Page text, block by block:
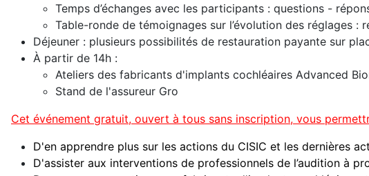
Temps d’échanges avec les participants : questions -
Table-ronde de témoignages sur l’évolution des réglages :
Déjeuner : plusieurs possibilités de restauration payante sur
À partir de 14h :
Ateliers des fabricants d'implants cochléaires Advanced
Stand de l'assureur Gro
Cet événement gratuit, ouvert à tous sans inscription, vous
D'en apprendre plus sur les actions du CISIC et les dernières
D'assister aux interventions de professionnels de l’audition à